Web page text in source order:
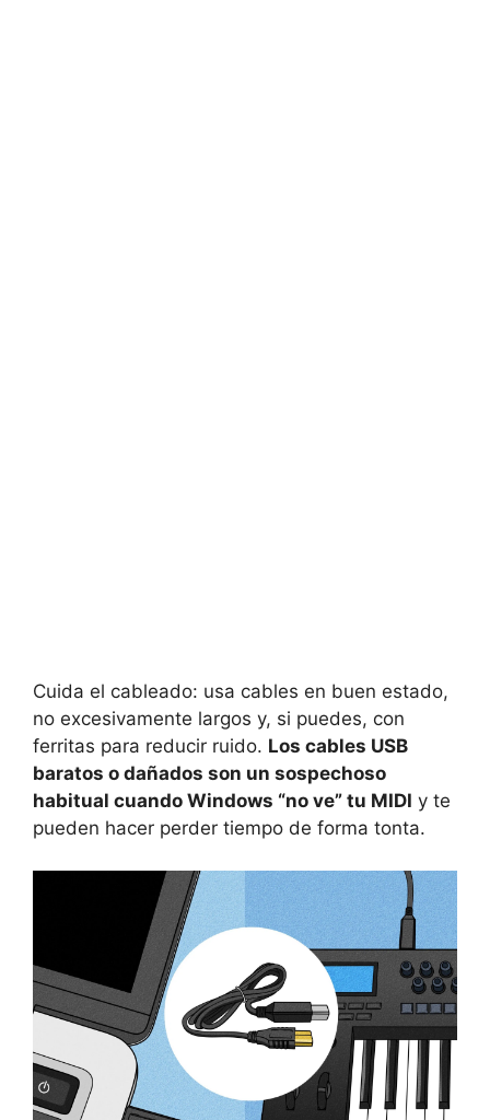
Cuida el cableado: usa cables en buen estado,
no excesivamente largos y, si puedes, con
ferritas para reducir ruido. Los cables USB
baratos o dañados son un sospechoso
habitual cuando Windows “no ve” tu MIDI y te
pueden hacer perder tiempo de forma tonta.